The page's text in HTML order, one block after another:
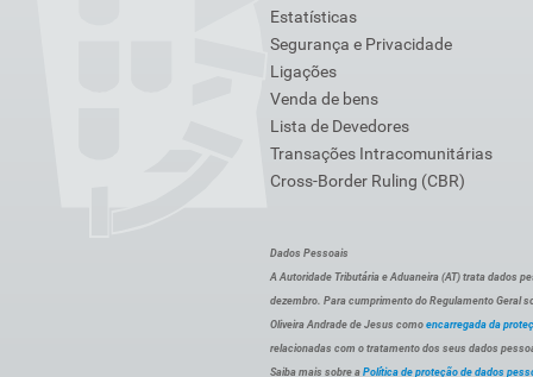
Estatísticas
Segurança e Privacidade
Ligações
Venda de bens
Lista de Devedores
Transações Intracomunitárias
Cross-Border Ruling (CBR)
Dados Pessoais
A Autoridade Tributária e Aduaneira (AT) trata dados
dezembro. Para cumprimento do Regulamento Geral
Oliveira Andrade de Jesus como encarregada da
relacionadas com o tratamento dos seus dados
Saiba mais sobre a Política de proteção de dados